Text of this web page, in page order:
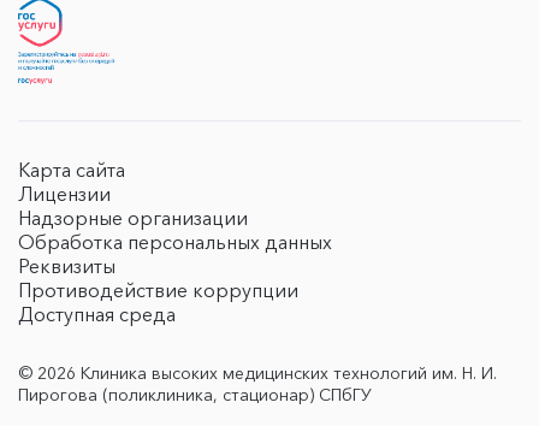
Карта сайта
Лицензии
Надзорные организации
Обработка персональных данных
Реквизиты
Противодействие коррупции
Доступная среда
© 2026 Клиника высоких медицинских технологий им. Н. И.
Пирогова (поликлиника, стационар) СПбГУ